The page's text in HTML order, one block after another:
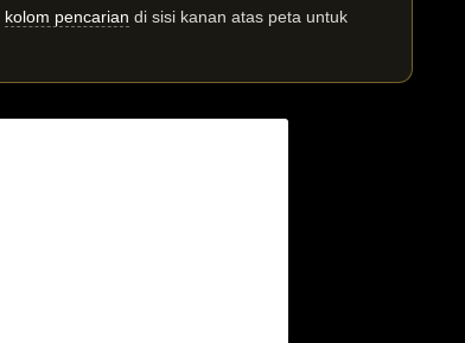
kolom pencarian di sisi kanan atas peta untuk